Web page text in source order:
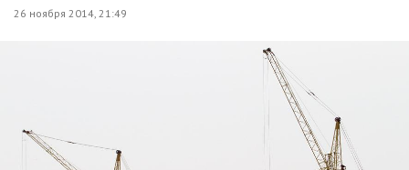
26 ноября 2014, 21:49